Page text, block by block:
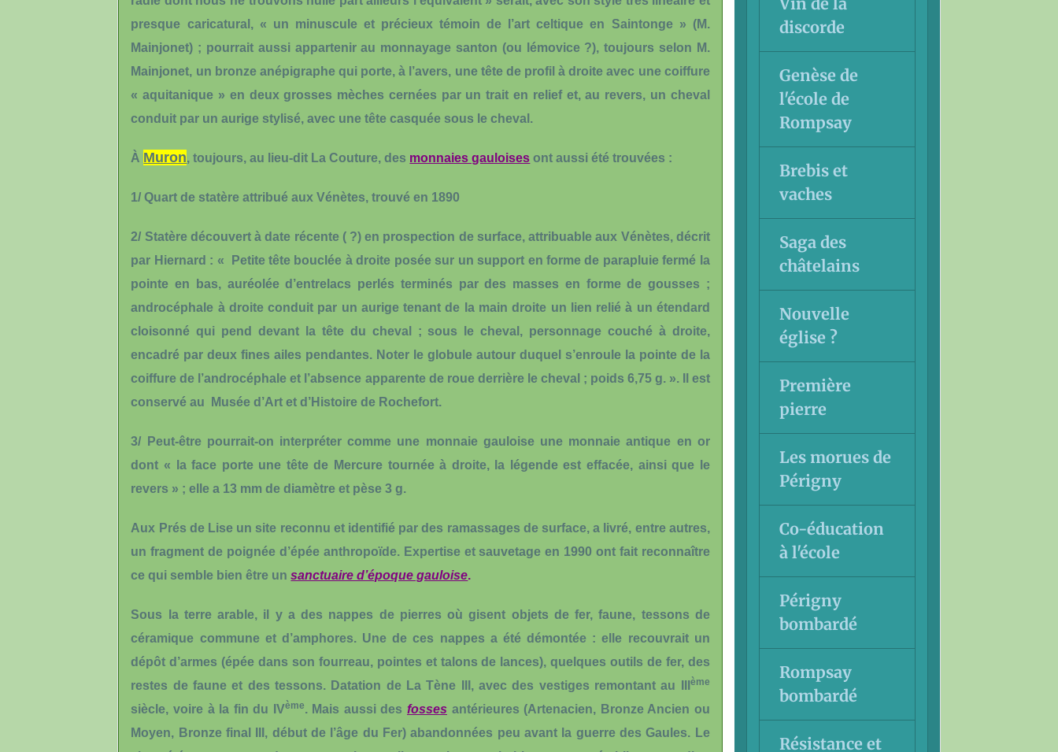
presque caricatural, « un minuscule et précieux témoin de l’art celtique en Saintonge » (M.
Mainjonet) ; pourrait aussi appartenir au monnayage santon (ou lémovice ?), toujours selon M.
Mainjonet, un bronze anépigraphe qui porte, à l’avers, une tête de profil à droite avec une coiffure
« aquitanique » en deux grosses mèches cernées par un trait en relief et, au revers, un cheval
conduit par un aurige stylisé, avec une tête casquée sous le cheval.
À Muron, toujours, au lieu-dit LaCouture,des monnaies gauloises ont aussi été trouvées :
1/Quart de statère attribué aux Vénètes, trouvé en 1890
2/ Statère découvert à date récente ( ?) en prospection de surface, attribuable aux Vénètes, décrit
par Hiernard : « Petite tête bouclée à droite posée sur un support en forme de parapluie fermé la
pointe en bas, auréolée d’entrelacs perlés terminés par des masses en forme de gousses ;
androcéphale à droite conduit par un aurige tenant de la main droite un lien relié à un étendard
cloisonné qui pend devant la tête du cheval ; sous le cheval, personnage couché à droite,
encadré par deux fines ailes pendantes. Noter le globule autour duquel s’enroule la pointe de la
coiffure de l’androcéphale et l’absence apparente de roue derrière le cheval ; poids 6,75 g. ». Il est
conservé au Musée d’Art et d’Histoire de Rochefort.
3/ Peut-être pourrait-on interpréter comme une monnaie gauloise une monnaie antique en or
dont « la face porte une tête de Mercure tournée à droite, la légende est effacée, ainsi que le
revers » ; elle a 13 mm de diamètre et pèse 3 g.
Aux Prés de Lise un site reconnu et identifié par des ramassages de surface, a livré, entre autres,
unfragment de poignée d’épée anthropoïde. Expertise et sauvetage en 1990 ont fait reconnaître
ce qui semble bien être unsanctuaire d’époque gauloise.
Sous la terre arable, il y a des nappes de pierres où gisent objets de fer, faune, tessons de
céramique commune et d’amphores. Une de ces nappes a été démontée : elle recouvrait un
dépôt d’armes (épée dans son fourreau, pointes et talons de lances), quelquesoutils de fer, des
restes de faune et destessons. Datation de La Tène III, avec des vestiges remontant au III ème
siècle, voire à la fin du IVème. Mais aussi desfosses antérieures (Artenacien, Bronze Ancien ou
Moyen, Bronze final III, début de l’âge du Fer) abandonnées peu avant la guerre des Gaules. Le
discorde
Genèse de
l'école de
Rompsay
Brebis et
vaches
Saga des
châtelains
Nouvelle
église ?
Première
pierre
Les morues de
Périgny
Co-éducation
à l'école
Périgny
bombardé
Rompsay
bombardé
Résistance et